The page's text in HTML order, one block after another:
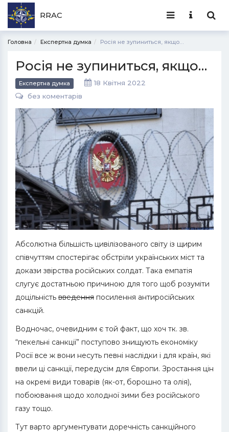
RRAC
Головна Експертна думка Росія не зупиниться, якщо…
Росія не зупиниться, якщо…
Експертна думка
18 Квітня 2022
без коментарів
Абсолютна більшість цивілізованого світу із щирим
співчуттям спостерігає обстріли українських міст та
докази звірства російських солдат. Така емпатія
слугує достатньою причиною для того щоб розуміти
доцільність введення посилення антиросійських
санкцій.
Водночас, очевидним є той факт, що хоч тк. зв.
“пекельні санкції” поступово знищують економіку
Росії все ж вони несуть певні наслідки і для країн, які
ввели ці санкції, передусім для Європи. Зростання цін
на окремі види товарів (як-от, борошно та олія),
побоювання щодо холодної зими без російського
газу тощо.
Тут варто аргументувати доречність санкційного